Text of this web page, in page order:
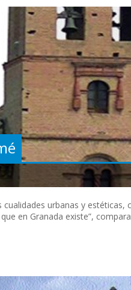
urbanas y
en Granada existe”,